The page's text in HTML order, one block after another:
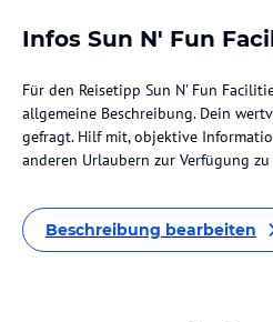
Infos Sun N' Fun
Für den Reisetipp Sun N' Fun
allgemeine Beschreibung. Dein
gefragt. Hilf mit, objektive
anderen Urlaubern zur Verfügung
Beschreibung bearbeiten